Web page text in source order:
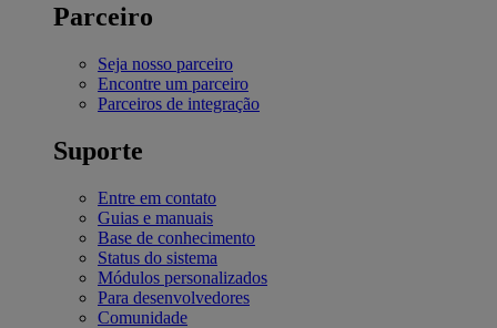
Parceiro
Seja nosso parceiro
Encontre um parceiro
Parceiros de integração
Suporte
Entre em contato
Guias e manuais
Base de conhecimento
Status do sistema
Módulos personalizados
Para desenvolvedores
Comunidade